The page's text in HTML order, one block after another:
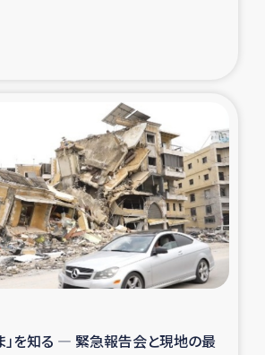
」を知る ― 緊急報告会と現地の最